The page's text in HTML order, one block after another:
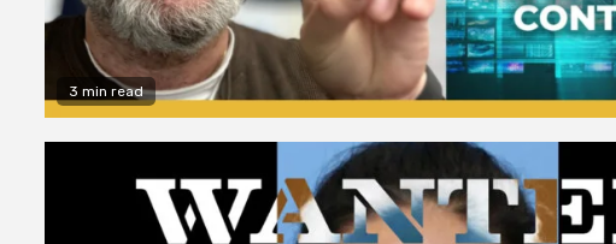
3 min read